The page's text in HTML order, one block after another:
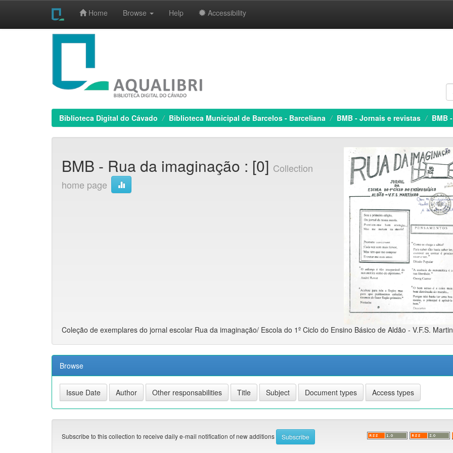
Home Browse Help Accessibility
Biblioteca Digital do Cávado Biblioteca Municipal de Barcelos - Barceliana BMB - Jornais e revistas BMB
BMB - Rua da imaginação : [0] Collection
home page
Coleção de exemplares do jornal escolar Rua da imaginação/ Escola do 1º Ciclo do Ensino Básico de Aldão - V.F.S.
Browse
Subscribe to this collection to receive daily e-mail notification of new additions